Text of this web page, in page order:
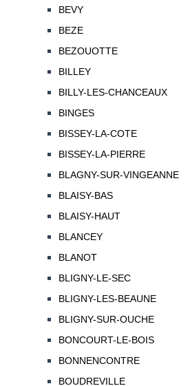
BEVY
BEZE
BEZOUOTTE
BILLEY
BILLY-LES-CHANCEAUX
BINGES
BISSEY-LA-COTE
BISSEY-LA-PIERRE
BLAGNY-SUR-VINGEANNE
BLAISY-BAS
BLAISY-HAUT
BLANCEY
BLANOT
BLIGNY-LE-SEC
BLIGNY-LES-BEAUNE
BLIGNY-SUR-OUCHE
BONCOURT-LE-BOIS
BONNENCONTRE
BOUDREVILLE